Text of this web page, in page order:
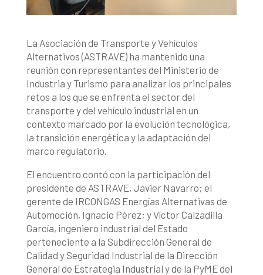
La Asociación de Transporte y Vehículos
Alternativos (ASTRAVE) ha mantenido una
reunión con representantes del Ministerio de
Industria y Turismo para analizar los principales
retos a los que se enfrenta el sector del
transporte y del vehículo industrial en un
contexto marcado por la evolución tecnológica,
la transición energética y la adaptación del
marco regulatorio.
El encuentro contó con la participación del
presidente de ASTRAVE, Javier Navarro; el
gerente de IRCONGAS Energías Alternativas de
Automoción, Ignacio Pérez; y Víctor Calzadilla
García, ingeniero industrial del Estado
perteneciente a la Subdirección General de
Calidad y Seguridad Industrial de la Dirección
General de Estrategia Industrial y de la PyME del